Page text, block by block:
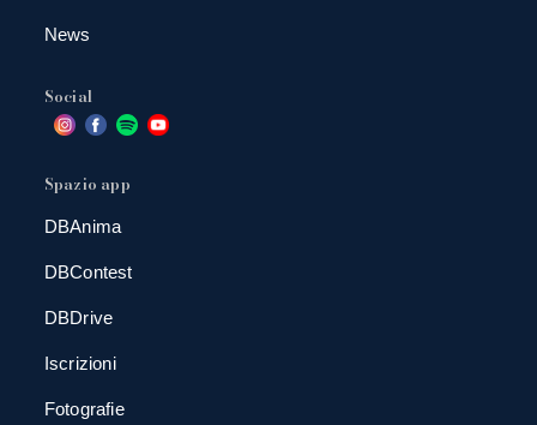
News
Social
Spazio app
DBAnima
DBContest
DBDrive
Iscrizioni
Fotografie